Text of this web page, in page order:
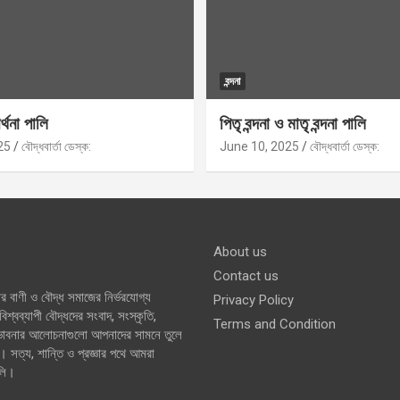
পালি
বৌদ্ধবার্তা ডেস্ক:
বন্দনা
পিতৃ বন্দনা ও মাতৃ বন্দনা পালি
June 10, 2025 বৌদ্ধবার্তা ডেস্ক:
ও বৌদ্ধ সমাজের নির্ভরযোগ্য
বৌদ্ধদের সংবাদ, সংস্কৃতি,
আলোচনাগুলো আপনাদের সামনে তুলে
সত্য, শান্তি ও প্রজ্ঞার পথে আমরা
About us
Contact us
Privacy Policy
Terms and Condition